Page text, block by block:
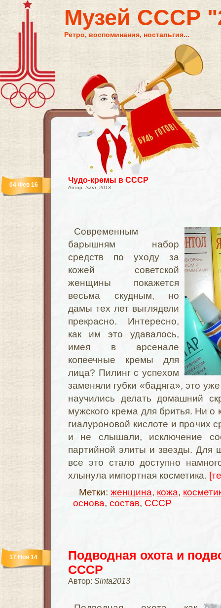
Музей СССР
Ретро, воспоминания, ностальгия...
Чудо-кремы в СССР
Автор: Iskra_2013
04 Фев 16
Современным
барышням набор
средств по уходу за
кожей советской
женщины покажется
весьма скудным, но
дамы тех лет выглядели
прекрасно. Интересно,
как им это удавалось,
имея в арсенале
копеечные кремы для
лица? Пилинг с успехом
заменяли губки «бадяга», это
научились делать домашний
мужского крема для бритья. Ни о
гиалуроновой кислоте и прочих
и не слышали, исключение
партийной элиты и звезды. Для
все это стало доступно
хлынула импортная косметика.
Метки: женщина, кожа,
основа, состав, СССР
Подводная охота и
СССР
Автор: Sinta2013
17 Ноя 14